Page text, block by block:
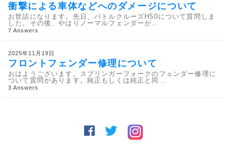
衝撃による車体などへのダメージについて
お世話になります。先日、バトルクルーズH50について質問しま
した。その後、やはりノーマルフェンダーが…
7 Answers
2025年11月19日
フロントフェンダー修理について
おはようございます。スプリンガーフォークのフェンダー修理に
ついて質問があります。純正もしくは純正と同…
3 Answers